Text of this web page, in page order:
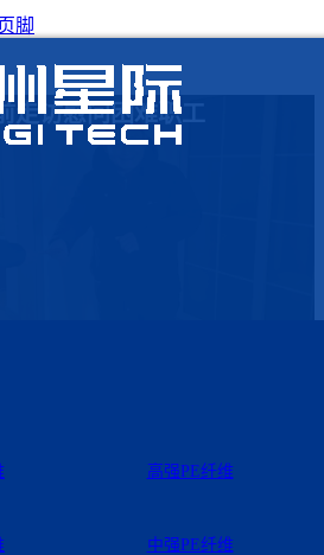
脚
高强PE纤维
中强PE纤维
走访慰问困难职工